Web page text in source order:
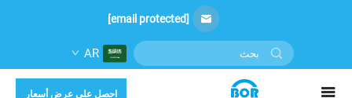
[email protected]
AR
احصل على عرض أسعار